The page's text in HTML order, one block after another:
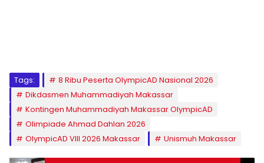
Tags:
8 Ribu Peserta OlympicAD Nasional 2026
Dikdasmen Muhammadiyah Makassar
Kontingen Muhammadiyah Makassar OlympicAD
Olimpiade Ahmad Dahlan 2026
OlympicAD VIII 2026 Makassar
Unismuh Makassar